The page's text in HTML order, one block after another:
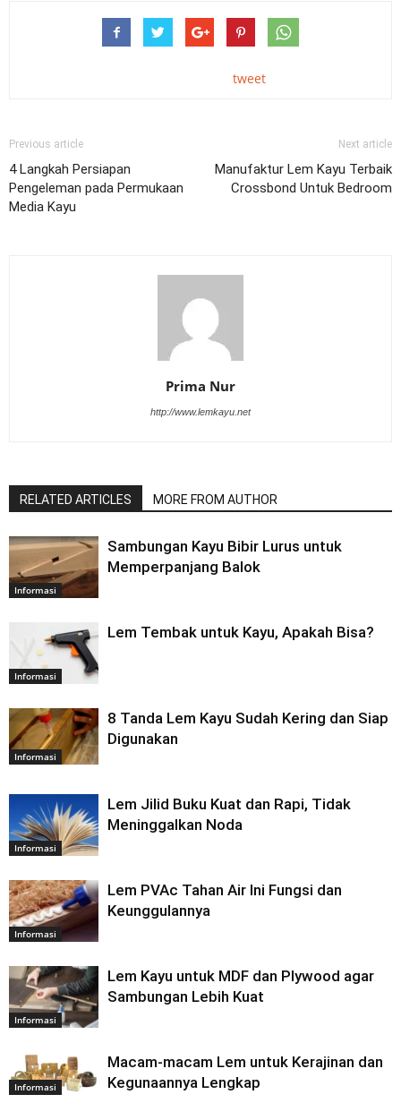
tweet
Previous article
4 Langkah Persiapan
Pengeleman pada Permukaan
Media Kayu
Next article
Manufaktur Lem Kayu Terbaik
Crossbond Untuk Bedroom
Prima Nur
http://www.lemkayu.net
RELATED ARTICLES MORE FROM AUTHOR
Informasi
Sambungan Kayu Bibir Lurus untuk
Memperpanjang Balok
Informasi
Lem Tembak untuk Kayu, Apakah Bisa?
Informasi
8 Tanda Lem Kayu Sudah Kering dan Siap
Digunakan
Informasi
Lem Jilid Buku Kuat dan Rapi, Tidak
Meninggalkan Noda
Informasi
Lem PVAc Tahan Air Ini Fungsi dan
Keunggulannya
Informasi
Lem Kayu untuk MDF dan Plywood agar
Sambungan Lebih Kuat
Informasi
Macam-macam Lem untuk Kerajinan dan
Kegunaannya Lengkap